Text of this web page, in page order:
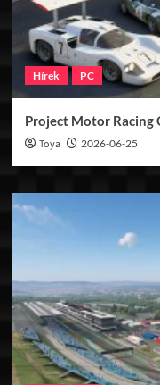
Hírek PC
Project Motor Racing
Toya 2026-06-25